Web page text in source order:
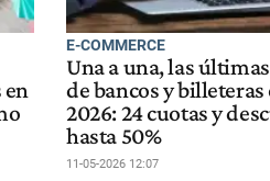
en
E-COMMERCE
Una a una, las
de bancos y billeteras
2026: 24 cuotas y
hasta 50%
11-05-2026 12:07